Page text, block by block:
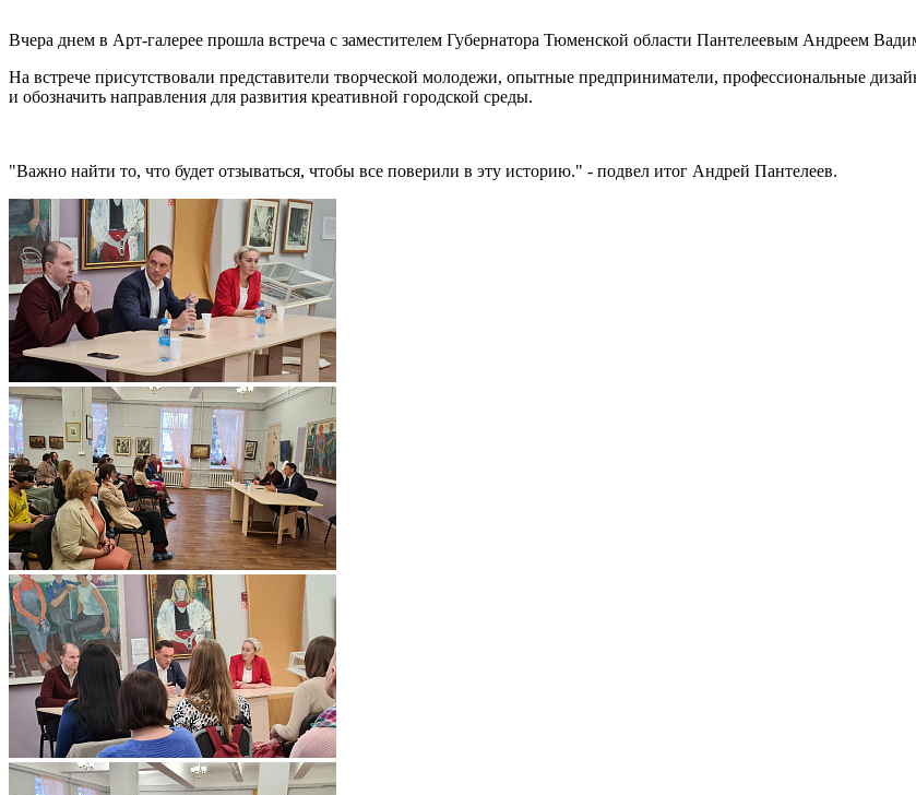
Вчера днем в Арт-галерее прошла встреча с заместителем Губернатора Тюменской области Пантелеевым Андреем
На встрече присутствовали представители творческой молодежи, опытные предприниматели, профессиональные
и обозначить направления для развития креативной городской среды.
"Важно найти то, что будет отзываться, чтобы все поверили в эту историю." - подвел итог Андрей Пантелеев.